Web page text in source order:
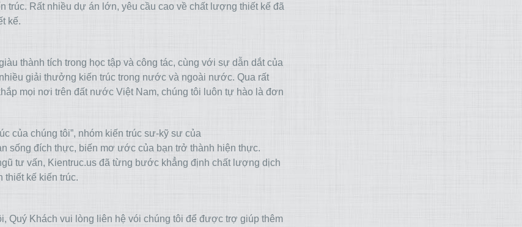
trúc. Rất nhiều dự án lớn, yêu cầu cao về chất lượng thiết kế đã
kế.
thành tích trong học tập và công tác, cùng với sự dẫn dắt của
giải thưởng kiến trúc trong nước và ngoài nước. Qua rất
mọi nơi trên đất nước Việt Nam, chúng tôi luôn tự hào là đơn
của chúng tôi”, nhóm kiến trúc sư-kỹ sư của
sống đích thực, biến mơ ước của bạn trở thành hiện thực.
tư vấn, Kientruc.us đã từng bước khẳng định chất lượng dịch
thiết kế kiến trúc.
Quý Khách vui lòng liên hệ vói chúng tôi để được trợ giúp thêm